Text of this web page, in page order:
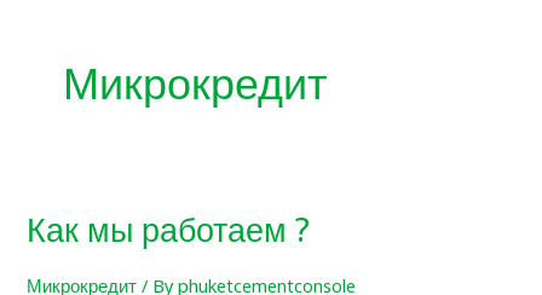
Микрокредит
Как мы работаем ?
Микрокредит/ Byphuketcementconsole
Как